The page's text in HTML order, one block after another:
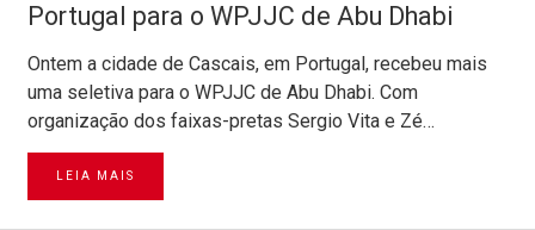
Portugal para o WPJJC de Abu Dhabi
Ontem a cidade de Cascais, em Portugal, recebeu mais
uma seletiva para o WPJJC de Abu Dhabi. Com
organização dos faixas-pretas Sergio Vita e Zé…
LEIA MAIS